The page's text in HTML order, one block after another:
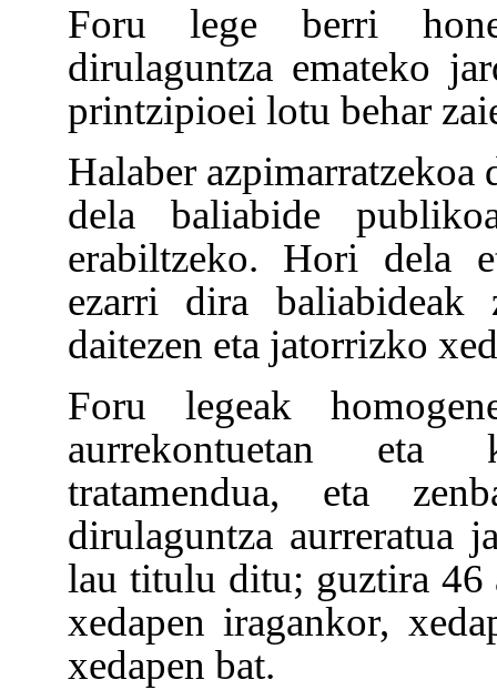
Foru lege berri
dirulaguntza emateko
printzipioei lotu behar
Halaber azpimarratzekoa
dela baliabide
erabiltzeko. Hori dela
ezarri dira baliabideak
daitezen eta jatorrizko
Foru legeak
aurrekontuetan eta
tratamendua, eta
dirulaguntza aurreratua
lau titulu ditu; guztira 46
xedapen iragankor,
xedapen bat.